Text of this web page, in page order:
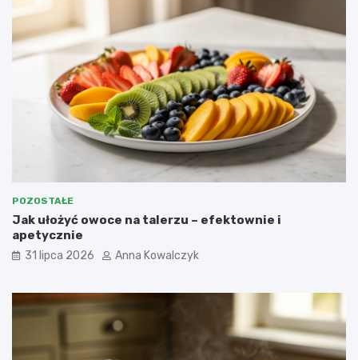
POZOSTAŁE
Jak ułożyć owoce na talerzu – efektownie i
apetycznie
31 lipca 2026 Anna Kowalczyk